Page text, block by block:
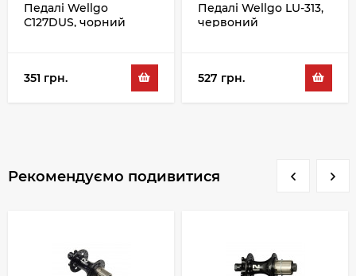
Педалі Wellgo
C127DUS, чорний
351 грн.
Педалі Wellgo LU-313,
червоний
527 грн.
Рекомендуємо подивитися